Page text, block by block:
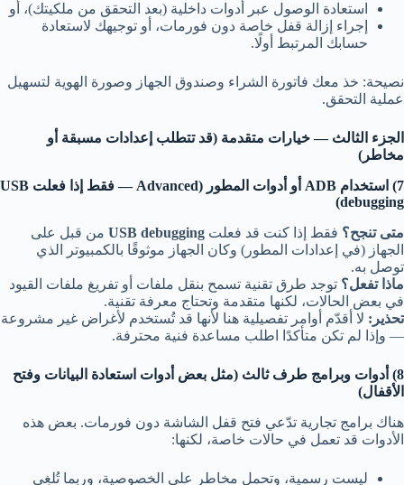
استعادة الوصول عبر أدوات داخلية (بعد التحقق من ملكيتك)، أو
إجراء إزالة قفل خاصة دون فورمات، أو توجيهك لاستعادة
حسابك المرتبط أولًا.
نصيحة: خذ معك فاتورة الشراء وصندوق الجهاز وصورة الهوية لتسهيل
عملية التحقق.
الجزء الثالث — خيارات متقدمة (قد تتطلب إعدادات مسبقة أو
مخاطر)
7) استخدام ADB أو أدوات المطور (Advanced — فقط إذا فعلت USB
debugging)
متى تنجح؟ فقط إذا كنت قد فعلت USB debugging من قبل على
الجهاز (في إعدادات المطور) وكان الجهاز موثوقًا بالكمبيوتر الذي
توصل به.
ماذا تفعل؟ توجد طرق تقنية تسمح بنقل ملفات أو تفريغ ملفات القيود
في بعض الحالات، لكنها متقدمة وتحتاج معرفة تقنية.
تحذير: لا أقدّم أوامر تفصيلية هنا لأنها قد تُستخدم لأغراض غير مشروعة
— وإذا لم تكن متأكدًا اطلب مساعدة فنية محترفة.
8) أدوات وبرامج طرف ثالث (مثل بعض أدوات استعادة البيانات وفتح
الأقفال)
هناك برامج تجارية تدّعي فتح قفل الشاشة دون فورمات. بعض هذه
الأدوات قد تعمل في حالات خاصة، لكنها:
ليست رسمية، وتحمل مخاطر على الخصوصية، وربما تُلغِي